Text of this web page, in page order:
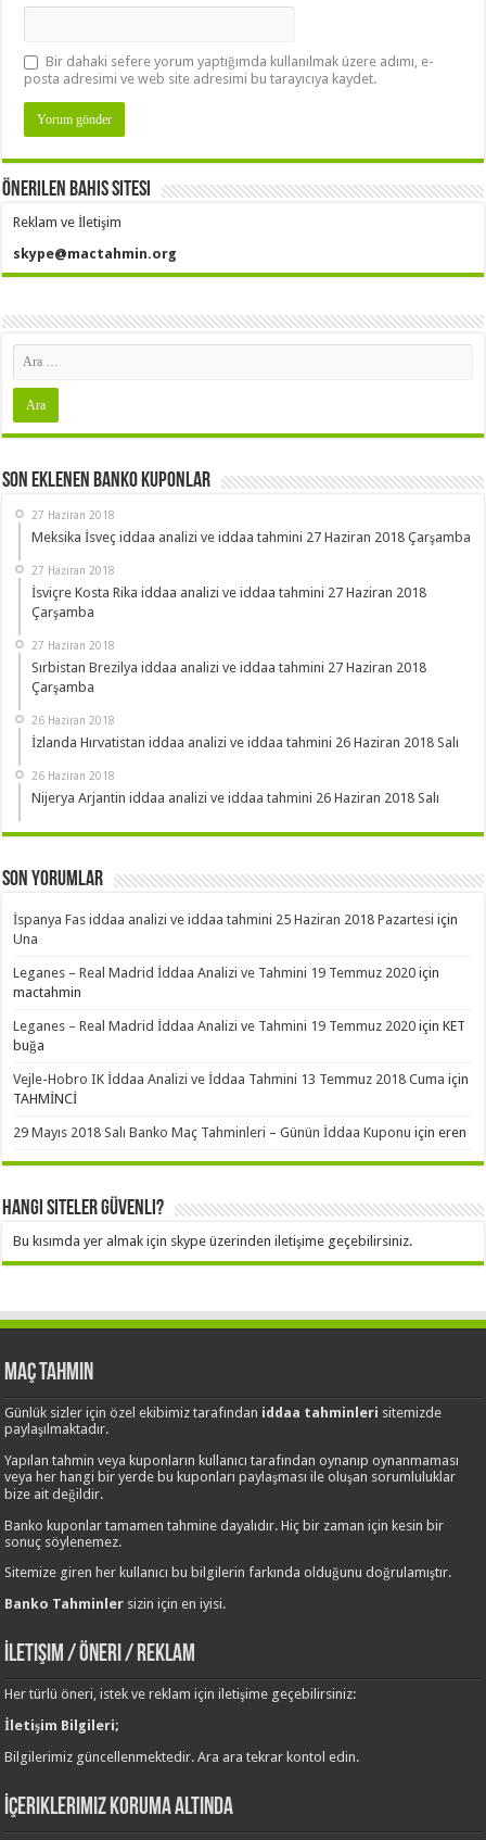
Bir dahaki sefere yorum yaptığımda kullanılmak üzere adımı, e-
posta adresimi ve web site adresimi bu tarayıcıya kaydet.
Önerilen Bahis Sitesi
Reklam ve İletişim
skype@mactahmin.org
Son Eklenen Banko Kuponlar
27 Haziran 2018
Meksika İsveç iddaa analizi ve iddaa tahmini 27 Haziran 2018 Çarşamba
27 Haziran 2018
İsviçre Kosta Rika iddaa analizi ve iddaa tahmini 27 Haziran 2018
Çarşamba
27 Haziran 2018
Sırbistan Brezilya iddaa analizi ve iddaa tahmini 27 Haziran 2018
Çarşamba
26 Haziran 2018
İzlanda Hırvatistan iddaa analizi ve iddaa tahmini 26 Haziran 2018 Salı
26 Haziran 2018
Nijerya Arjantin iddaa analizi ve iddaa tahmini 26 Haziran 2018 Salı
Son Yorumlar
İspanya Fas iddaa analizi ve iddaa tahmini 25 Haziran 2018 Pazartesi için
Una
Leganes – Real Madrid İddaa Analizi ve Tahmini 19 Temmuz 2020 için
mactahmin
Leganes – Real Madrid İddaa Analizi ve Tahmini 19 Temmuz 2020 içinKET
buğa
Vejle-Hobro IK İddaa Analizi ve İddaa Tahmini 13 Temmuz 2018 Cuma için
TAHMİNCİ
29 Mayıs 2018 Salı Banko Maç Tahminleri – Günün İddaa Kuponu içineren
Hangi Siteler Güvenli?
Bu kısımda yer almak için skype üzerinden iletişime geçebilirsiniz.
Maç Tahmin
Günlük sizler için özel ekibimiz tarafından iddaa tahminleri sitemizde
paylaşılmaktadır.
Yapılan tahmin veya kuponların kullanıcı tarafından oynanıp oynanmaması
veya her hangi bir yerde bu kuponları paylaşması ile oluşan sorumluluklar
bize ait değildir.
Banko kuponlar tamamen tahmine dayalıdır. Hiç bir zaman için kesin bir
sonuç söylenemez.
Sitemize giren her kullanıcı bu bilgilerin farkında olduğunu doğrulamıştır.
Banko Tahminler sizin için en iyisi.
İletişim / Öneri / Reklam
Her türlü öneri, istek ve reklam için iletişime geçebilirsiniz:
İletişim Bilgileri;
Bilgilerimiz güncellenmektedir. Ara ara tekrar kontol edin.
İçeriklerimiz Koruma Altında